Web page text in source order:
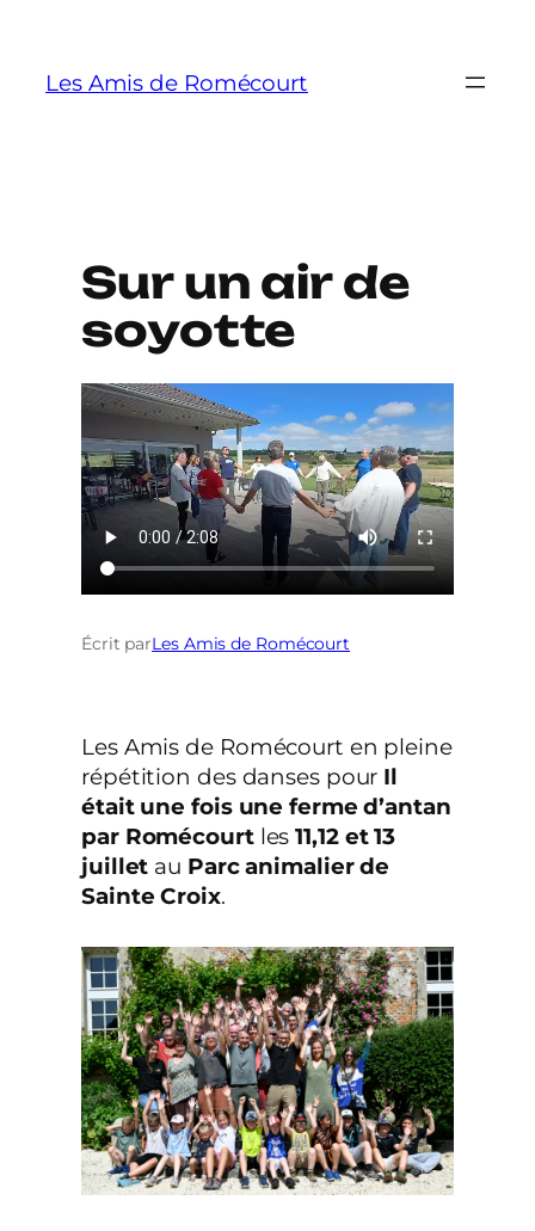
contenu
Les Amis de Romécourt
Sur un air de
soyotte
Écrit parLes Amis de Romécourt
Les Amis de Romécourt en pleine
répétition des danses pour Il
était une fois une ferme d’antan
par Romécourtles11,12 et 13
juillet au Parc animalier de
Sainte Croix.